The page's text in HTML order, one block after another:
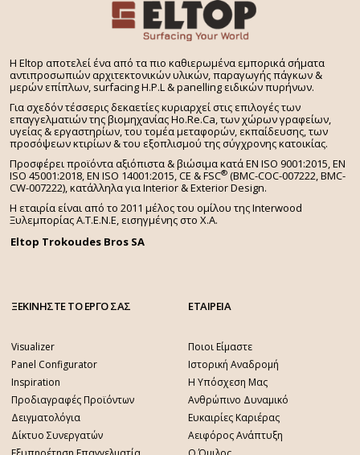
H Eltop αποτελεί ένα από τα πιο καθιερωμένα εμπορικά σήματα
αντιπροσωπιών αρχιτεκτονικών υλικών, παραγωγής πάγκων &
μερών επίπλων, surfacing H.P.L & panelling ειδικών πυρήνων.
Για σχεδόν τέσσερις δεκαετίες κυριαρχεί στις επιλογές των
επαγγελματιών της βιομηχανίας Ho.Re.Ca, των χώρων γραφείων,
υγείας & εργαστηρίων, του τομέα μεταφορών, εκπαίδευσης, των
προσόψεων κτιρίων & του εξοπλισμού της σύγχρονης κατοικίας.
Προσφέρει προϊόντα αξιόπιστα & βιώσιμα κατά EN ISO 9001:2015, EN
ISO 45001:2018, EN ISO 14001:2015,CE & FSC® (BMC-COC-007222, BMC-
CW-007222), κατάλληλα για Interior & Exterior Design.
Η εταιρία είναι από το 2011 μέλος του ομίλου της Interwood
Ξυλεμπορίας Α.Τ.Ε.Ν.Ε, εισηγμένης στο Χ.A.
Eltop Trokoudes Bros SA
ΞΕΚΙΝΗΣΤΕ ΤΟ ΕΡΓΟ ΣΑΣ
Visualizer
Panel Configurator
Inspiration
Προδιαγραφές Προϊόντων
Δειγματολόγια
Δίκτυο Συνεργατών
ΕΤΑΙΡΕΙΑ
Ποιοι Είμαστε
Ιστορική Αναδρομή
Η Υπόσχεση Μας
Ανθρώπινο Δυναμικό
Ευκαιρίες Καριέρας
Αειφόρος Ανάπτυξη